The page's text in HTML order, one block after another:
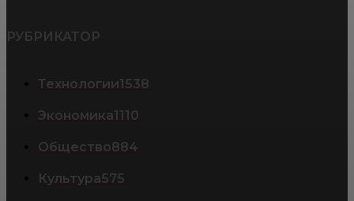
РУБРИКАТОР
Технологии1538
Экономика1110
Общество884
Культура575